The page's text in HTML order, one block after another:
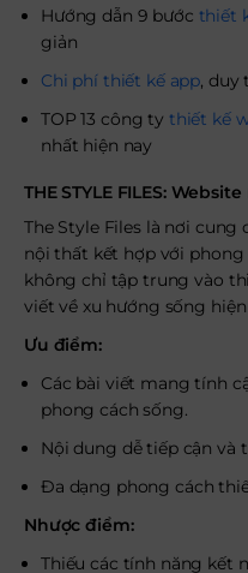
Hướng dẫn 9 bước thiết
giản
Chi phí thiết kế app, duy
TOP 13 công ty thiết kế
nhất hiện nay
THE STYLE FILES:
The Style Files là nơi
nội thất kết hợp với phong
không chỉ tập trung vào
viết về xu hướng sống
Ưu điểm:
Các bài viết mang tính
phong cách sống.
Nội dung dễ tiếp cận và
Đa dạng phong cách
Nhược điểm:
Thiếu các tính năng kết